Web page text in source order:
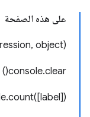
على هذه الصفحة
object)
console.clear()